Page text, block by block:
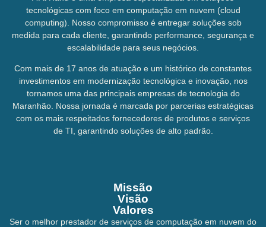
tecnológicas com foco em computação em nuvem (cloud
computing). Nosso compromisso é entregar soluções sob
medida para cada cliente, garantindo performance, segurança e
escalabilidade para seus negócios.
Com mais de 17 anos de atuação e um histórico de constantes
investimentos em modernização tecnológica e inovação, nos
tornamos uma das principais empresas de tecnologia do
Maranhão. Nossa jornada é marcada por parcerias estratégicas
com os mais respeitados fornecedores de produtos e serviços
de TI, garantindo soluções de alto padrão.
Missão
Visão
Valores
Ser o melhor prestador de serviços de computação em nuvem do